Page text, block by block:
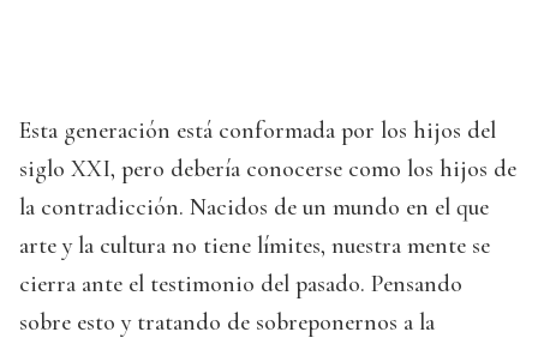
Esta generación está conformada por los hijos del
siglo XXI, pero debería conocerse como los hijos de
la contradicción. Nacidos de un mundo en el que
arte y la cultura no tiene límites, nuestra mente se
cierra ante el testimonio del pasado. Pensando
sobre esto y tratando de sobreponernos a la